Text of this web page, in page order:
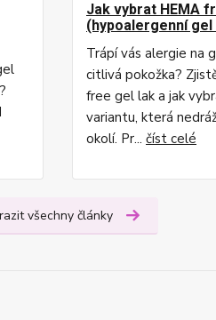
Jak vybrat HEMA
(hypoalergenní gel
Trápí vás alergie na
citlivá pokožka?
free gel lak a jak
variantu, která
okolí. Pr... číst celé
všechny články